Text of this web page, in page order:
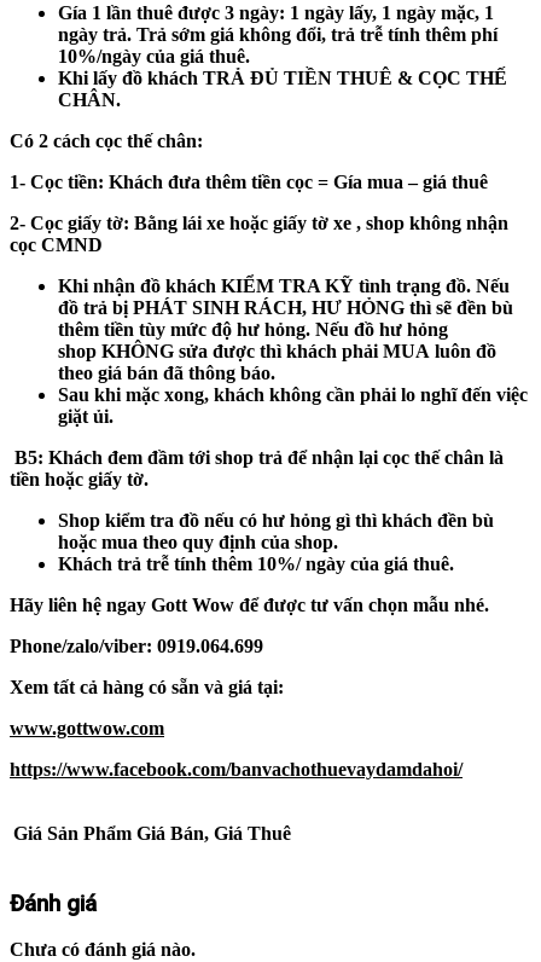
Gía 1 lần thuê được 3 ngày: 1 ngày lấy, 1 ngày mặc, 1
ngày trả. Trả sớm giá không đổi, trả trễ tính thêm phí
10%/ngày của giá thuê.
Khi lấy đồ khách TRẢ ĐỦ TIỀN THUÊ & CỌC THẾ
CHÂN.
Có 2 cách cọc thế chân:
1- Cọc tiền: Khách đưa thêm tiền cọc = Gía mua – giá thuê
2- Cọc giấy tờ: Bằng lái xe hoặc giấy tờ xe , shop không nhận
cọc CMND
Khi nhận đồ khách KIỂM TRA KỸ tình trạng đồ. Nếu
đồ trả bị PHÁT SINH RÁCH, HƯ HỎNG thì sẽ đền bù
thêm tiền tùy mức độ hư hỏng. Nếu đồ hư hỏng
shop KHÔNG sửa được thì khách phải MUA luôn đồ
theo giá bán đã thông báo.
Sau khi mặc xong, khách không cần phải lo nghĩ đến việc
giặt ủi.
B5: Khách đem đầm tới shop trả để nhận lại cọc thế chân là
tiền hoặc giấy tờ.
Shop kiểm tra đồ nếu có hư hỏng gì thì khách đền bù
hoặc mua theo quy định của shop.
Khách trả trễ tính thêm 10%/ ngày của giá thuê.
Hãy liên hệ ngay Gott Wow để được tư vấn chọn mẫu nhé.
Phone/zalo/viber: 0919.064.699
Xem tất cả hàng có sẵn và giá tại:
www.gottwow.com
https://www.facebook.com/banvachothuevaydamdahoi/
Giá Sản Phẩm Giá Bán, Giá Thuê
Đánh giá
Chưa có đánh giá nào.